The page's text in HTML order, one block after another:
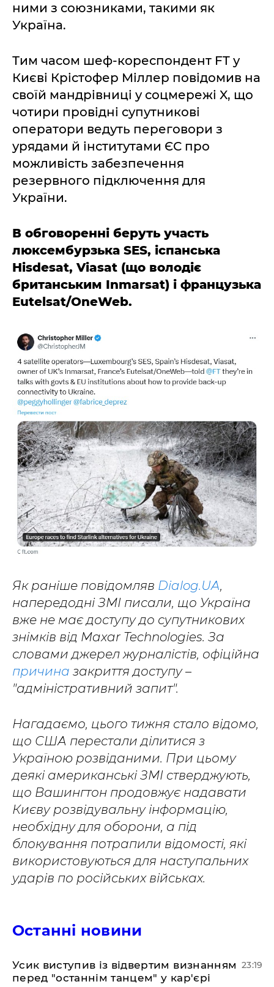
ними з союзниками, такими як
Україна.
Тим часом шеф-кореспондент FT у
Києві Крістофер Міллер повідомив на
своїй мандрівниці у соцмережі X, що
чотири провідні супутникові
оператори ведуть переговори з
урядами й інститутами ЄС про
можливість забезпечення
резервного підключення для
України.
В обговоренні беруть участь
люксембурзька SES, іспанська
Hisdesat, Viasat (що володіє
британським Inmarsat) і французька
Eutelsat/OneWeb.
Як раніше повідомляв Dialog.UA,
напередодні ЗМІ писали, що Україна
вже не має доступу до супутникових
знімків від Maxar Technologies. За
словами джерел журналістів, офіційна
причина закриття доступу –
"адміністративний запит".
Нагадаємо, цього тижня стало відомо,
що США перестали ділитися з
Україною розвіданими. При цьому
деякі американські ЗМІ стверджують,
що Вашингтон продовжує надавати
Києву розвідувальну інформацію,
необхідну для оборони, а під
блокування потрапили відомості, які
використовуються для наступальних
ударів по російських військах.
Останні новини
​Усик виступив із відвертим визнанням
перед "останнім танцем" у кар'єрі
23:19